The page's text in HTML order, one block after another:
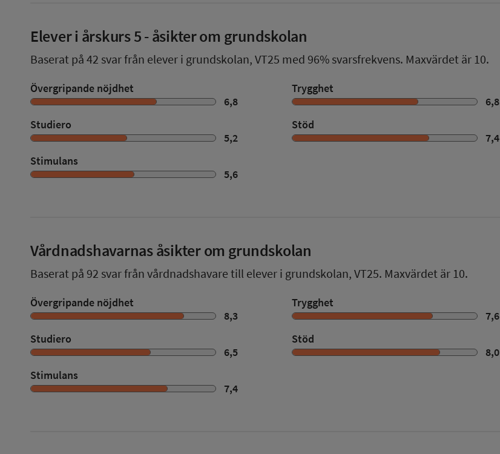
Elever i årskurs 5- åsikter om grundskolan
Baserat på 42 svar från elever i grundskolan, VT25 med 96% svarsfrekvens. Maxvärdet är 10.
Övergripande nöjdhet
6,8
Trygghet
6,8
Studiero
5,2
Stöd
7,4
Stimulans
5,6
Vårdnadshavarnas åsikter om grundskolan
Baserat på 92 svar från vårdnadshavare till elever i grundskolan, VT25. Maxvärdet är 10.
Övergripande nöjdhet
8,3
Trygghet
7,6
Studiero
6,5
Stöd
8,0
Stimulans
7,4